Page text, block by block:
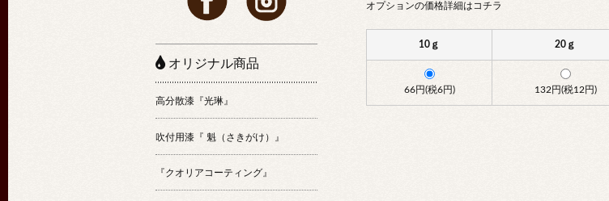
オプションの価格詳細はコチラ
10ｇ 20ｇ
66円(税6円) 132円(税12円)
オリジナル商品
高分散漆『光琳』
吹付用漆『 魁（さきがけ）』
『クオリアコーティング』